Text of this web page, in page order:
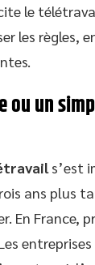
le
les règles,
ou un
s’est
ans plus
En France,